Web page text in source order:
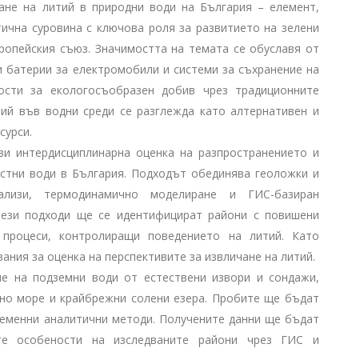
на литий в природни води на България – елемент,
суровина с ключова роля за развитието на зелени
съюз. Значимостта на темата се обуславя от
за електромобили и системи за съхранение на
за екологосъобразен добив чрез традиционните
във водни среди се разглежда като алтернативен и
оценка на разпространението и
води в България. Подходът обединява геоложки и
термодинамично моделиране и ГИС-базиран
подходи ще се идентифицират райони с повишени
контролиращи поведението на литий. Като
за оценка на перспективите за извличане на литий.
на подземни води от естествени извори и сондажи,
море и крайбрежни солени езера. Пробите ще бъдат
аналитични методи. Получените данни ще бъдат
особености на изследваните райони чрез ГИС и